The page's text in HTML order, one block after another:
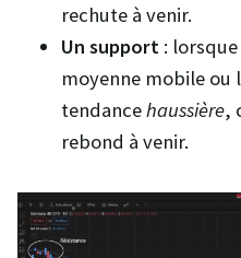
rechute à venir.
Un support :
moyenne mobile ou
tendancehaussière,
rebond à venir.